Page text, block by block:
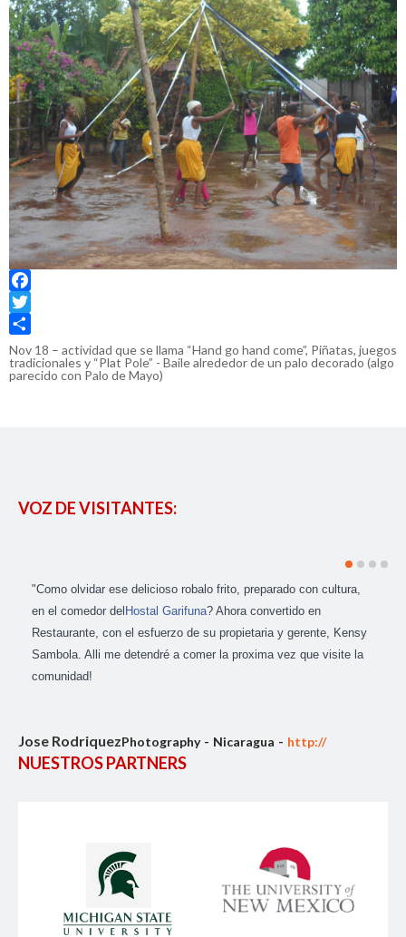
Facebook
Twitter
Share
Nov 18 – actividad que se llama “Hand go hand come”, Piñatas, juegos
tradicionales y “Plat Pole” - Baile alrededor de un palo decorado (algo
parecido con Palo de Mayo)
VOZ DE VISITANTES:
"Como olvidar ese delicioso robalo frito, preparado con cultura,
en el comedor del Hostal Garifuna? Ahora convertido en
Restaurante, con el esfuerzo de su propietaria y gerente, Kensy
Sambola. Alli me detendré a comer la proxima vez que visite la
comunidad!
Jose RodriquezPhotography Nicaragua http://
NUESTROS PARTNERS